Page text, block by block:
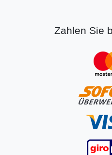
Zahlen Sie